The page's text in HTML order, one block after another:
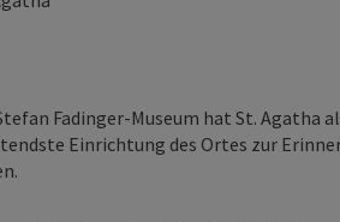
Fadinger-Museum hat St. Agatha
Einrichtung des Ortes zur